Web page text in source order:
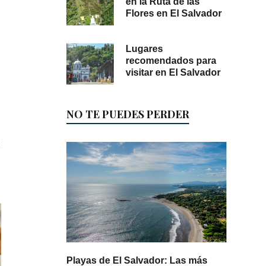
Flores en El Salvador
Lugares
recomendados para
visitar en El Salvador
NO TE PUEDES PERDER
Playas de El Salvador: Las más